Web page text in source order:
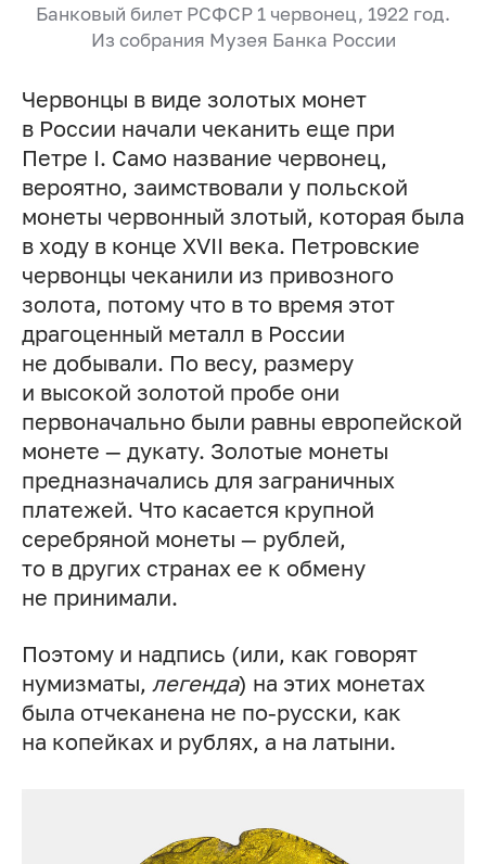
Банковый билет РСФСР 1 червонец, 1922 год.
Из собрания Музея Банка России
Червонцы в виде золотых монет
в России начали чеканить еще при
Петре I. Само название червонец,
вероятно, заимствовали у польской
монеты червонный злотый, которая была
в ходу в конце XVII века. Петровские
червонцы чеканили из привозного
золота, потому что в то время этот
драгоценный металл в России
не добывали. По весу, размеру
и высокой золотой пробе они
первоначально были равны европейской
монете — дукату. Золотые монеты
предназначались для заграничных
платежей. Что касается крупной
серебряной монеты — рублей,
то в других странах ее к обмену
не принимали.
Поэтому и надпись (или, как говорят
нумизматы, легенда) на этих монетах
была отчеканена не по-русски, как
на копейках и рублях, а на латыни.